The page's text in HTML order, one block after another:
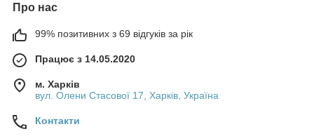
Про нас
99% позитивних з 69 відгуків за рік
Працює з 14.05.2020
м. Харків
вул. Олени Стасової 17, Харків, Україна
Контакти